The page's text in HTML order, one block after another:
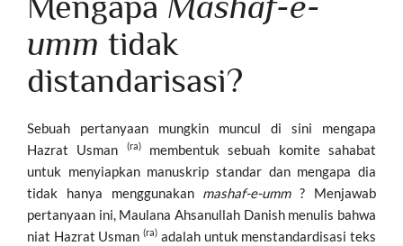
umm tidak
distandarisasi?
Sebuah pertanyaan mungkin muncul di sini mengapa
Hazrat Usman
(ra)membentuk sebuah komite sahabat
untuk menyiapkan manuskrip standar dan mengapa dia
tidak hanya menggunakan mashaf-e-umm? Menjawab
pertanyaan ini, Maulana Ahsanullah Danish menulis bahwa
niat Hazrat Usman(ra) adalah untuk menstandardisasi teks